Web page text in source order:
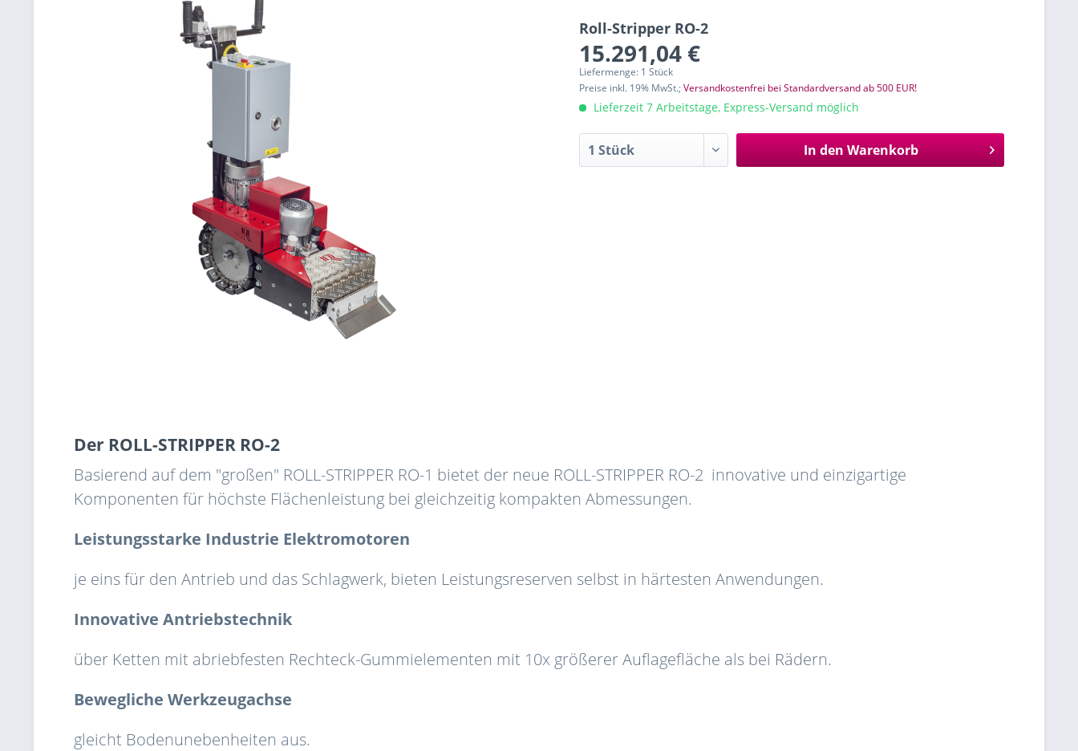
Roll-Stripper RO-2
15.291,04 €
Liefermenge: 1 Stück
Preise inkl. 19% MwSt.;Versandkostenfrei bei Standardversand ab 500 EUR!
Lieferzeit 7 Arbeitstage, Express-Versand möglich
In den Warenkorb
Der ROLL-STRIPPER RO-2
Basierend auf dem "großen" ROLL-STRIPPER RO-1 bietet der neue ROLL-STRIPPER RO-2 innovative und einzigartige
Komponenten für höchste Flächenleistung bei gleichzeitig kompakten Abmessungen.
Leistungsstarke Industrie Elektromotoren
je eins für den Antrieb und das Schlagwerk, bieten Leistungsreserven selbst in härtesten Anwendungen.
Innovative Antriebstechnik
über Ketten mit abriebfesten Rechteck-Gummielementen mit 10x größerer Auflagefläche als bei Rädern.
Bewegliche Werkzeugachse
gleicht Bodenunebenheiten aus.